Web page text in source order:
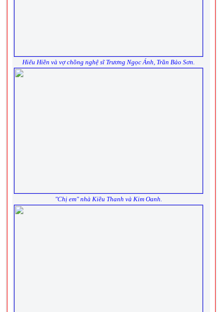
Hiếu Hiền và vợ chồng nghệ sĩ Trương Ngọc Ánh, Trần Bảo Sơn.
"Chị em" nhà Kiều Thanh và Kim Oanh.